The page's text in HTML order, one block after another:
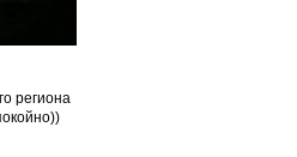
региона